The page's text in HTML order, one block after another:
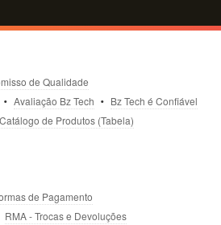
de Qualidade
Avaliação Bz Tech
Bz Tech é Confiável
Catálogo de Produtos (Tabela)
de Pagamento
RMA - Trocas e Devoluções